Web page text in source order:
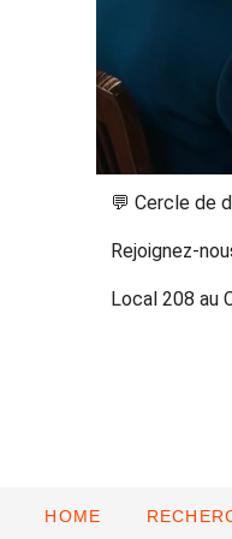
💬 Cercle de
Rejoignez-
Local 208 au
HOME